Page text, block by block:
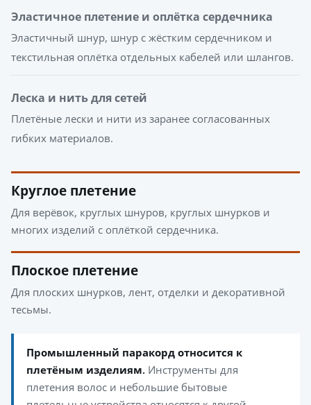
Эластичное плетение и оплётка сердечника
Эластичный шнур, шнур с жёстким сердечником и
текстильная оплётка отдельных кабелей или шлангов.
Леска и нить для сетей
Плетёные лески и нити из заранее согласованных
гибких материалов.
Круглое плетение
Для верёвок, круглых шнуров, круглых шнурков и
многих изделий с оплёткой сердечника.
Плоское плетение
Для плоских шнурков, лент, отделки и декоративной
тесьмы.
Промышленный паракорд относится к
плетёным изделиям. Инструменты для
плетения волос и небольшие бытовые